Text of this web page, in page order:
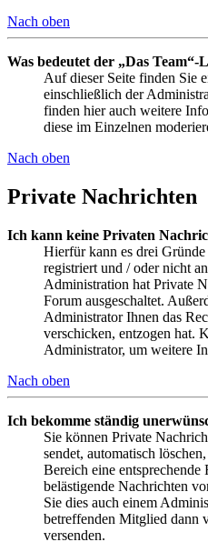
Nach oben
Was bedeutet der „Das
Auf dieser Seite finden Sie
einschließlich der
finden hier auch weitere
diese im Einzelnen
Nach oben
Private Nachrichten
Ich kann keine Privaten
Hierfür kann es drei
registriert und / oder nicht
Administration hat Private
Forum ausgeschaltet.
Administrator Ihnen das
verschicken, entzogen hat.
Administrator, um weitere
Nach oben
Ich bekomme ständig
Sie können Private
sendet, automatisch
Bereich eine entsprechende
belästigende Nachrichten
Sie dies auch einem
betreffenden Mitglied dann
versenden.